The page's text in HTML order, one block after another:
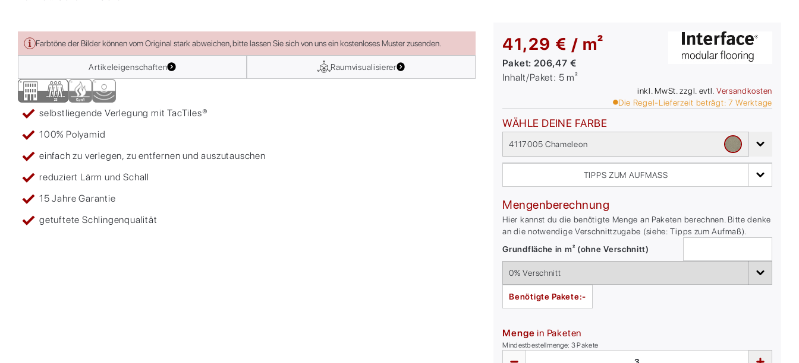
Farbtöne der Bilder können vom Original stark abweichen, bitte lassen Sie sich von uns ein kostenloses Muster zusenden.
Artikeleigenschaften Raumvisualisierer
selbstliegende Verlegung mit TacTiles®
100% Polyamid
einfach zu verlegen, zu entfernen und auszutauschen
reduziert Lärm und Schall
15 Jahre Garantie
getuftete Schlingenqualität
41,29 € / m²
Paket: 206,47 €
Inhalt/Paket: 5 m²
inkl. MwSt. zzgl. evtl. Versandkosten
Die Regel-Lieferzeit beträgt: 7 Werktage
WÄHLE DEINE FARBE
4117005 Chameleon
TIPPS ZUM AUFMASS
Mengenberechnung
Hier kannst du die benötigte Menge an Paketen berechnen. Bitte denke
an die notwendige Verschnittzugabe (siehe: Tipps zum Aufmaß).
Grundfläche in m² (ohne Verschnitt)
Benötigte Pakete:-
Menge in Paketen
Mindestbestellmenge: 3Pakete